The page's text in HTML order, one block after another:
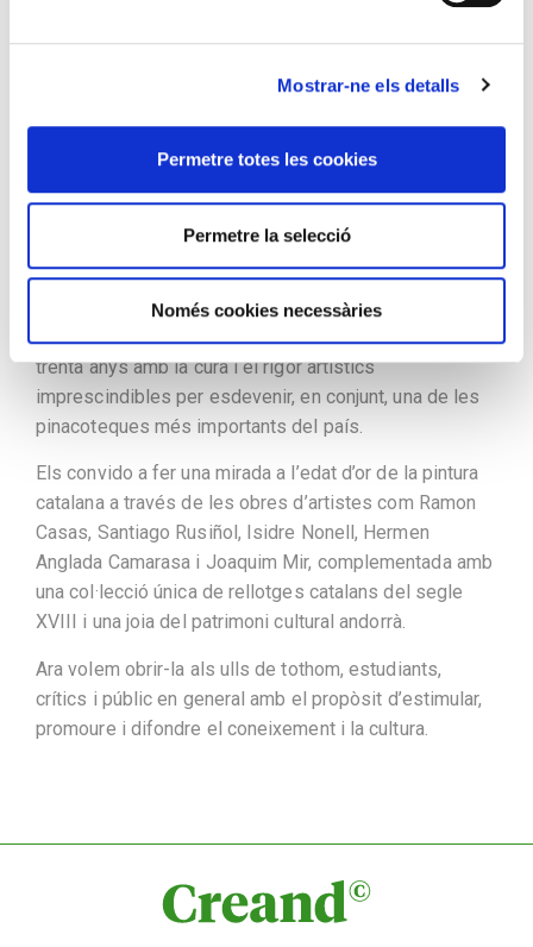
Mostrar-ne els detalls
Permetre totes les cookies
Permetre la selecció
Només cookies necessàries
La cultura troba en l’art una de les seves
una realitat voluntàriament compartida en el temps i
l’espai.
El Fons d’Art de Creand transmet en l’essència la
nostra voluntat de compartir amb tots vostès un
conjunt d’obres representatives d’autors, èpoques i
moviments diversos, seleccionades al llarg de més de
trenta anys amb la cura i el rigor artístics
imprescindibles per esdevenir, en conjunt, una de les
pinacoteques més importants del país.
Els convido a fer una mirada a l’edat d’or de la pintura
catalana a través de les obres d’artistes com Ramon
Casas, Santiago Rusiñol, Isidre Nonell, Hermen
Anglada Camarasa i Joaquim Mir, complementada amb
una col·lecció única de rellotges catalans del segle
XVIII i una joia del patrimoni cultural andorrà.
Ara volem obrir-la als ulls de tothom, estudiants,
crítics i públic en general amb el propòsit d’estimular,
promoure i difondre el coneixement i la cultura.